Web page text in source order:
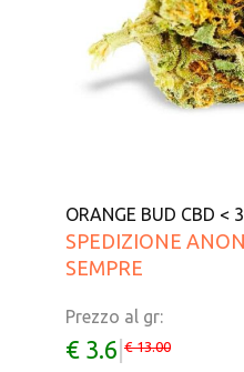
ORANGE BUD CBD <
SPEDIZIONE
SEMPRE
Prezzo al gr:
€ 3.6 € 13.00